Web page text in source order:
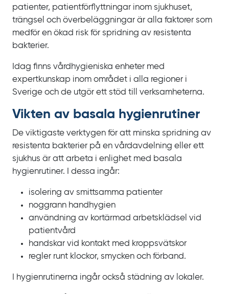
patienter, patientförflyttningar inom sjukhuset,
trängsel och överbeläggningar är alla faktorer som
medför en ökad risk för spridning av resistenta
bakterier.
Idag finns vårdhygieniska enheter med
expertkunskap inom området i alla regioner i
Sverige och de utgör ett stöd till verksamheterna.
Vikten av basala hygienrutiner
De viktigaste verktygen för att minska spridning av
resistenta bakterier på en vårdavdelning eller ett
sjukhus är att arbeta i enlighet med basala
hygienrutiner. I dessa ingår:
isolering av smittsamma patienter
noggrann handhygien
användning av kortärmad arbetsklädsel vid
patientvård
handskar vid kontakt med kroppsvätskor
regler runt klockor, smycken och förband.
I hygienrutinerna ingår också städning av lokaler.